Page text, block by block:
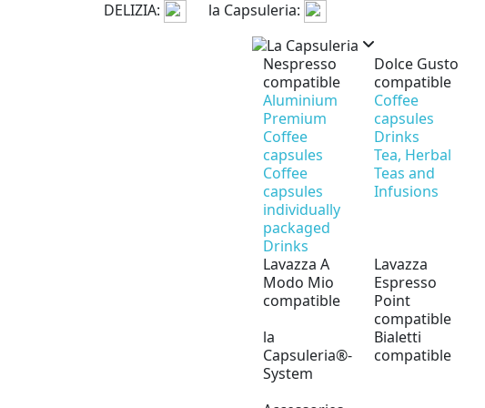
DELIZIA: la Capsuleria:
Nespresso
compatible
Aluminium
Premium
Coffee
capsules
Coffee
capsules
individually
packaged
Drinks
Dolce Gusto
compatible
Coffee
capsules
Drinks
Tea, Herbal
Teas and
Infusions
Lavazza A
Modo Mio
compatible
Lavazza
Espresso
Point
compatible
la
Capsuleria®-
System
Bialetti
compatible